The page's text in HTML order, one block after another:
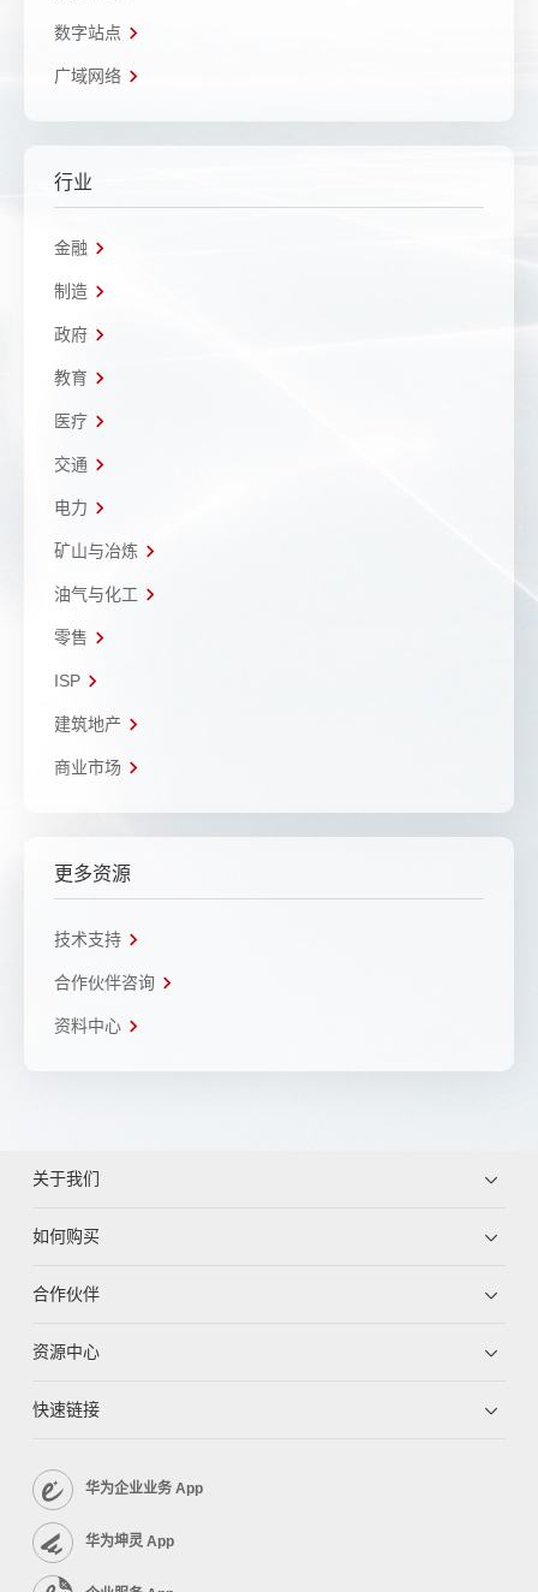
数字站点
广域网络
行业
金融
制造
政府
教育
医疗
交通
电力
矿山与冶炼
油气与化工
零售
ISP
建筑地产
商业市场
更多资源
技术支持
合作伙伴咨询
资料中心
关于我们
如何购买
合作伙伴
资源中心
快速链接
华为企业业务 App
华为坤灵 App